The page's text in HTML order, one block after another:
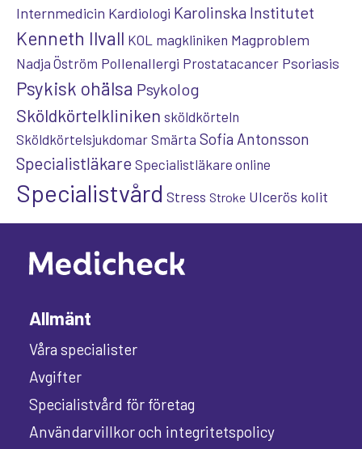
Internmedicin Kardiologi Karolinska Institutet
Kenneth Ilvall KOL magkliniken Magproblem
Nadja Öström Pollenallergi Prostatacancer Psoriasis
Psykisk ohälsa Psykolog
Sköldkörtelkliniken sköldkörteln
Sköldkörtelsjukdomar Smärta Sofia Antonsson
Specialistläkare Specialistläkare online
Specialistvård Stress Stroke Ulcerös kolit
Allmänt
Våra specialister
Avgifter
Specialistvård för företag
Användarvillkor och integritetspolicy